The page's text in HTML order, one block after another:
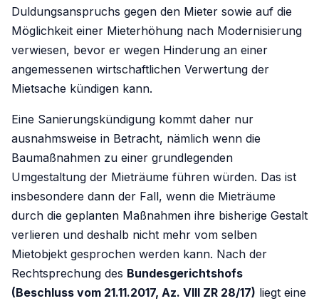
Duldungsanspruchs gegen den Mieter sowie auf die
Möglichkeit einer Mieterhöhung nach Modernisierung
verwiesen, bevor er wegen Hinderung an einer
angemessenen wirtschaftlichen Verwertung der
Mietsache kündigen kann.
Eine Sanierungskündigung kommt daher nur
ausnahmsweise in Betracht, nämlich wenn die
Baumaßnahmen zu einer grundlegenden
Umgestaltung der Mieträume führen würden. Das ist
insbesondere dann der Fall, wenn die Mieträume
durch die geplanten Maßnahmen ihre bisherige Gestalt
verlieren und deshalb nicht mehr vom selben
Mietobjekt gesprochen werden kann. Nach der
Rechtsprechung des Bundesgerichtshofs
(Beschluss vom 21.11.2017, Az. VIII ZR 28/17) liegt eine